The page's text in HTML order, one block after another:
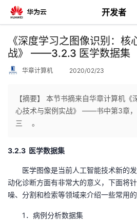
开发者
返
回
个
人
页
我
开
的
我
《深度学习之图像识别：核
战》 ——3.2.3 医学数据集
华章计算机 2020/02/23
【摘要】 本节书摘来自华章计算机
心技术与案例实战》 ——书中第3章
三 。
3.2.3 医学数据集
医学图像是当前人工智能技术新的发
动化诊断方面有非常大的意义，下面将
噪、分割和检索等领域来介绍一些常用的
1．病例分析数据集